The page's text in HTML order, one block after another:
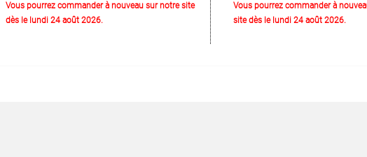
Vous pourrez commander à nouveau sur notre site
dès le lundi 24 août 2026.
Vous pourrez commander à
site dès le lundi 24 août 2026.